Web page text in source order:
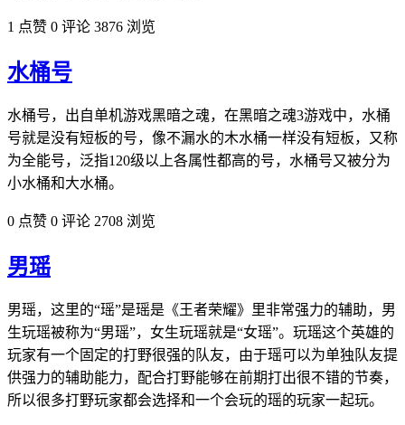
1 点赞 0 评论 3876 浏览
水桶号
水桶号，出自单机游戏黑暗之魂，在黑暗之魂3游戏中，水桶
号就是没有短板的号，像不漏水的木水桶一样没有短板，又称
为全能号，泛指120级以上各属性都高的号，水桶号又被分为
小水桶和大水桶。
0 点赞 0 评论 2708 浏览
男瑶
男瑶，这里的“瑶”是瑶是《王者荣耀》里非常强力的辅助，男
生玩瑶被称为“男瑶”，女生玩瑶就是“女瑶”。玩瑶这个英雄的
玩家有一个固定的打野很强的队友，由于瑶可以为单独队友提
供强力的辅助能力，配合打野能够在前期打出很不错的节奏，
所以很多打野玩家都会选择和一个会玩的瑶的玩家一起玩。​